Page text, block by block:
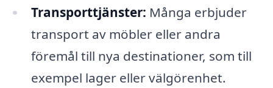
Transporttjänster: Många erbjuder
transport av möbler eller andra
föremål till nya destinationer, som till
exempel lager eller välgörenhet.